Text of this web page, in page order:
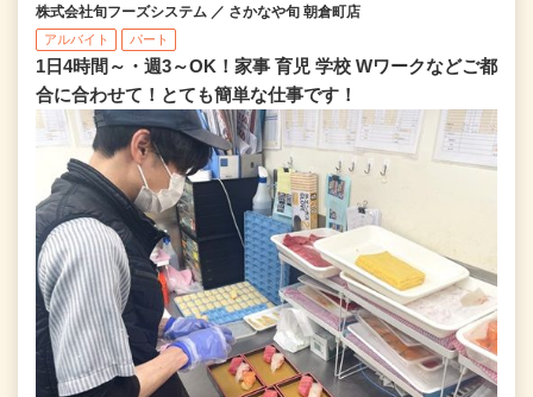
株式会社旬フーズシステム ／ さかなや旬 朝倉町店
アルバイト パート
1日4時間～・週3～OK！家事 育児 学校 Wワークなどご都
合に合わせて！とても簡単な仕事です！